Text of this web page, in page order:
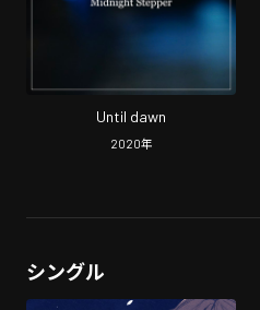
Until dawn
2020年
シングル